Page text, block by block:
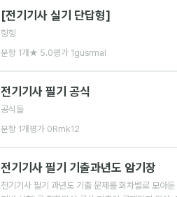
[전기기사 실기 단답형]
힝힝
문항 1개 ★ 5.0평가 1gusrmal
전기기사 필기 공식
공식들
문항 1개 평가 0Rmk12
전기기사 필기 기출과년도 암기장
전기기사 필기 과년도 기출 문제를 회차별로 모